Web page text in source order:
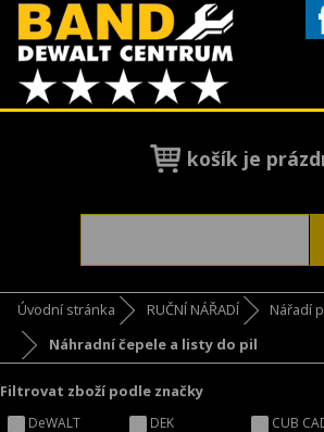
košík je
Úvodní stránka RUČNÍ NÁŘADÍ
Nářadí
Náhradní čepele a listy do pil
Filtrovat zboží podle značky
DeWALT DEK CUB